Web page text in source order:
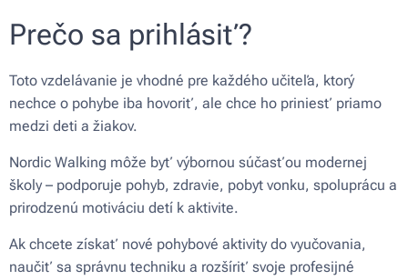
Prečo sa prihlásiť?
Toto vzdelávanie je vhodné pre každého učiteľa, ktorý
nechce o pohybe iba hovoriť, ale chce ho priniesť priamo
medzi deti a žiakov.
Nordic Walking môže byť výbornou súčasťou modernej
školy – podporuje pohyb, zdravie, pobyt vonku, spoluprácu a
prirodzenú motiváciu detí k aktivite.
Ak chcete získať nové pohybové aktivity do vyučovania,
naučiť sa správnu techniku a rozšíriť svoje profesijné